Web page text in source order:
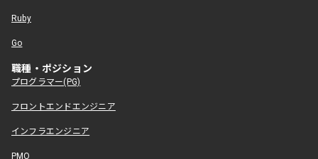
Ruby
Go
職種・ポジション
プログラマー(PG)
フロントエンドエンジニア
インフラエンジニア
PMO